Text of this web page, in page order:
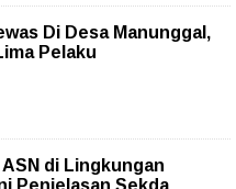
Di Desa Manunggal,
Pelaku
di Lingkungan